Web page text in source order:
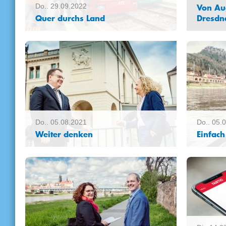
Do.. 29.09.2022
Quer durchs Land
kaufen – ab geht die Reise mit dem
digitalen Fahrscheinautomaten quer
durch Sachsen! Mit Sachsen mobil
lassen sich im Freistaat ab sofort
durchgehende Reiseketten buchen.
Von
wollen
Do.. 05.08.2021
Weiter denken
Wirtschaft, Arbeit und Verkehr (SMWA)
hat mit den Landkreisen und Kreisfreien
Städten des Freistaates grundlegende
Vereinbarungen zur Umsetzung des
BildungsTickets und zur Vorbereitung
einer Sächsischen Mobilitäts-
Gesellschaft zur Weiterentwicklung des
ÖPNV als Teil des Umweltverbundes
getroffen. Staatssekretärin Ines Fröhlich
Do..
Nutzung
war‘s.
häufig